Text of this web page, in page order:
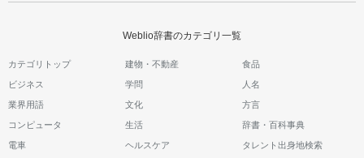
Weblio辞書のカテゴリ一覧
カテゴリトップ 建物・不動産 食品
ビジネス 学問 人名
業界用語 文化 方言
コンピュータ 生活 辞書・百科事典
電車 ヘルスケア タレント出身地検索